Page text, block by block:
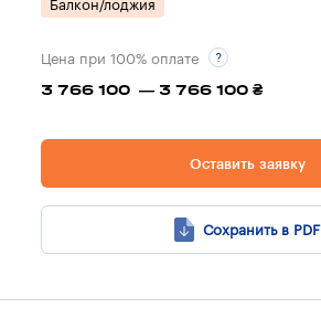
Балкон/лоджия
Цена при 100% оплате
3 766 100 — 3 766 100 ₴
Оставить заявку
Сохранить в PDF